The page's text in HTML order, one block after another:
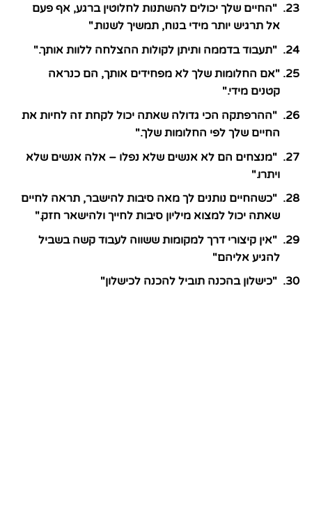
"החיים שלך יכולים להשתנות לחלוטין ברגע, אף פעם
אל תרגיש יותר מידי בנוח, תמשיך לשנות."
"תעבוד בדממה ותיתן לקולות ההצלחה ללוות אותך."
"אם החלומות שלך לא מפחידים אותך, הם כנראה
קטנים מידי."
"ההרפתקה הכי גדולה שאתה יכול לקחת זה לחיות את
החיים שלך לפי החלומות שלך."
"מנצחים הם לא אנשים שלא נפלו – אלה אנשים שלא
ויתרו."
"כשהחיים נותנים לך מאה סיבות להישבר, תראה לחיים
שאתה יכול למצוא מיליון סיבות לחייך ולהישאר חזק."
"אין קיצורי דרך למקומות ששווה לעבוד קשה בשביל
להגיע אליהם"
"כישלון בהכנה תוביל להכנה לכישלון"